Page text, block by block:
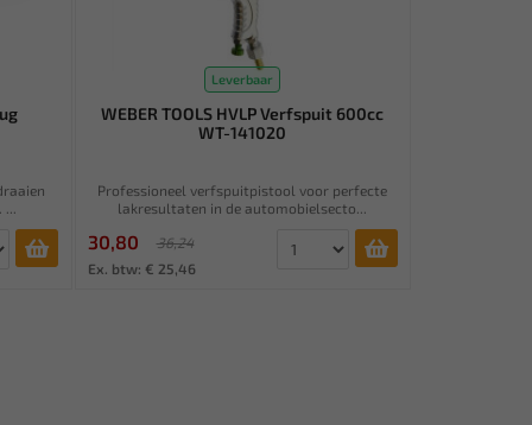
Leverbaar
WEBER TOOLS HVLP Verfspuit 600cc
WT-141020
Professioneel verfspuitpistool voor perfecte
lakresultaten in de automobielsecto...
30,80
36,24
Ex. btw: € 25,46